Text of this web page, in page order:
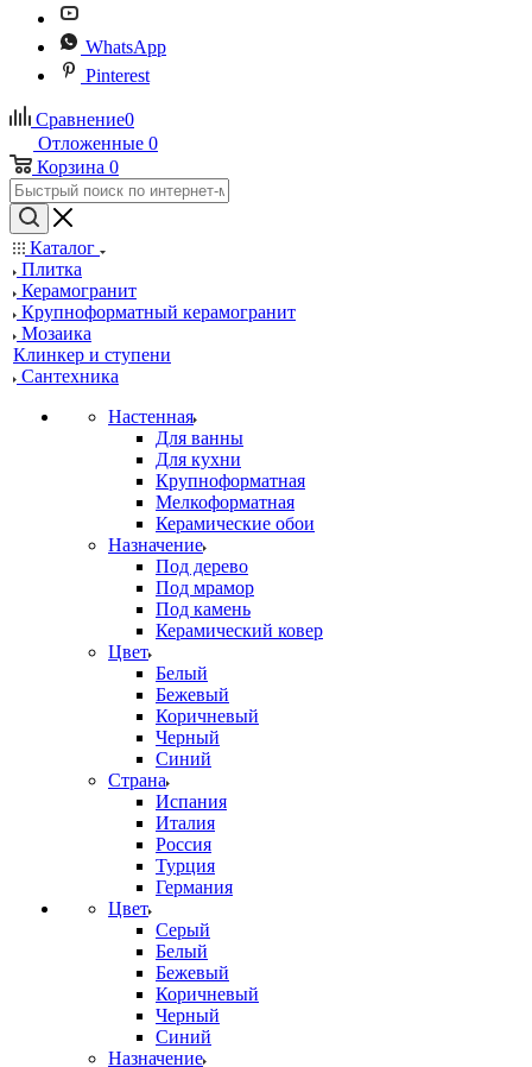
WhatsApp
Pinterest
Сравнение0
Отложенные 0
Корзина 0
Каталог
Плитка
Керамогранит
Крупноформатный керамогранит
Мозаика
Клинкер и ступени
Сантехника
Настенная
Для ванны
Для кухни
Крупноформатная
Мелкоформатная
Керамические обои
Назначение
Под дерево
Под мрамор
Под камень
Керамический ковер
Цвет
Белый
Бежевый
Коричневый
Черный
Синий
Страна
Испания
Италия
Россия
Турция
Германия
Цвет
Серый
Белый
Бежевый
Коричневый
Черный
Синий
Назначение